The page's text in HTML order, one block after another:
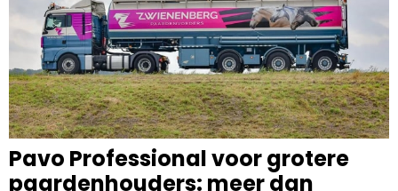
Pavo Professional voor grotere
paardenhouders: meer dan